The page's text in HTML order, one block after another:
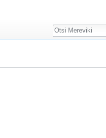
Otsing